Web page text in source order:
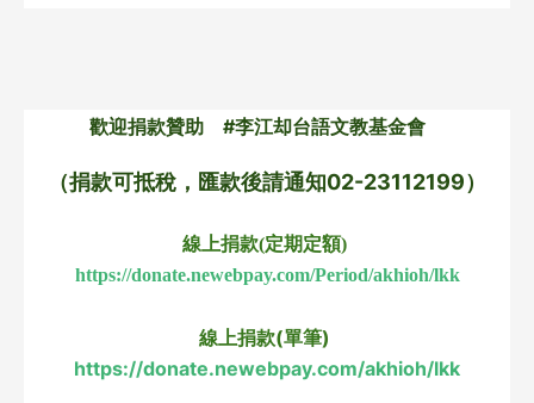
歡迎捐款贊助　#李江却台語文教基金會
（捐款可抵稅，匯款後請通知02-23112199）
https://donate.newebpay.com/Period/akhioh/lkk
https://donate.newebpay.com/akhioh/lkk